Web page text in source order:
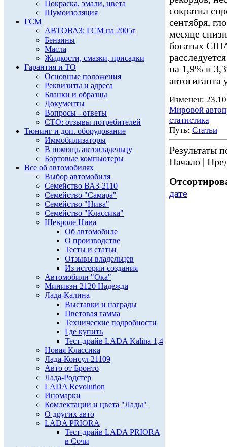
Покраска, эмали, цвета
Шумоизоляция
ГСМ
АВТОВАЗ: ГСМ на 2005г
Бензины
Масла
Жидкости, смазки, присадки
Гарантия и ТО
Основные положения
Реквизиты и адреса
Бланки и образцы
Документы
Вопросы - ответы
СТО: отзывы потребителей
Тюнинг и доп. оборудование
Иммобилизаторы
В помощь автовладельцу
Бортовые компьютеры
Все об автомобилях
Выбор автомобиля
Семейство ВАЗ-2110
Семейство "Самара"
Семейство "Нива"
Семейство "Классика"
Шевроле Нива
Об автомобиле
О производстве
Тесты и статьи
Отзывы владельцев
Из истории создания
Автомобили "Ока"
Минивэн 2120 Надежда
Лада-Калина
Выставки и награды
Цветовая гамма
Технические подробности
Где купить
Тест-драйв LADA Kalina 1,4
Новая Классика
Лада-Консул 21109
Авто от Бронто
Лада-Родстер
LADA Revolution
Иномарки
Комлектации и цвета "Лады"
О других авто
LADA PRIORA
Тест-драйв LADA PRIORA
в Сочи
сократил
сентября,
месяце
богатых
на 1,9% и
Изменен:
Мировой
статистика
Путь: Статьи
Результаты
Начало |
дате